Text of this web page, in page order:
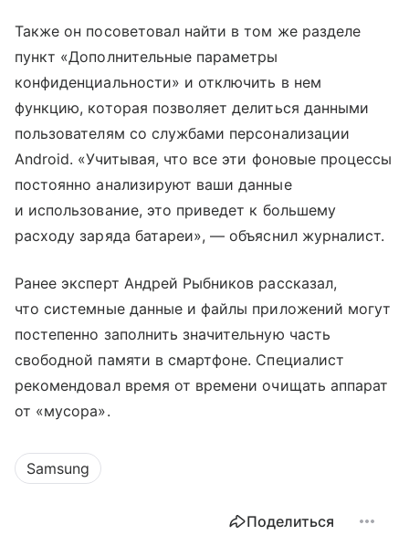
Также он посоветовал найти в том же разделе
пункт «Дополнительные параметры
конфиденциальности» и отключить в нем
функцию, которая позволяет делиться данными
пользователям со службами персонализации
Android. «Учитывая, что все эти фоновые процессы
постоянно анализируют ваши данные
и использование, это приведет к большему
расходу заряда батареи», — объяснил журналист.
Ранее эксперт Андрей Рыбников рассказал,
что системные данные и файлы приложений могут
постепенно заполнить значительную часть
свободной памяти в смартфоне. Специалист
рекомендовал время от времени очищать аппарат
от «мусора».
Samsung
Поделиться